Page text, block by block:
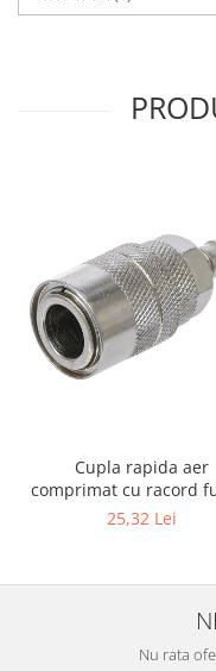
Cupla rapida aer
comprimat cu racord
8 mm (5/16") | SUA /
25,32 Lei
Nu rata